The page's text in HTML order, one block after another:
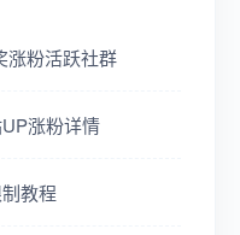
涨粉活跃社群
涨粉详情
教程